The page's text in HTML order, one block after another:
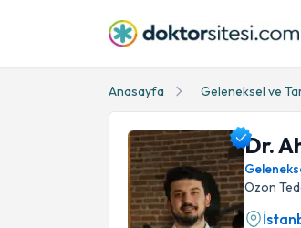
Anasayfa Geleneksel ve
Dr.
Ozon